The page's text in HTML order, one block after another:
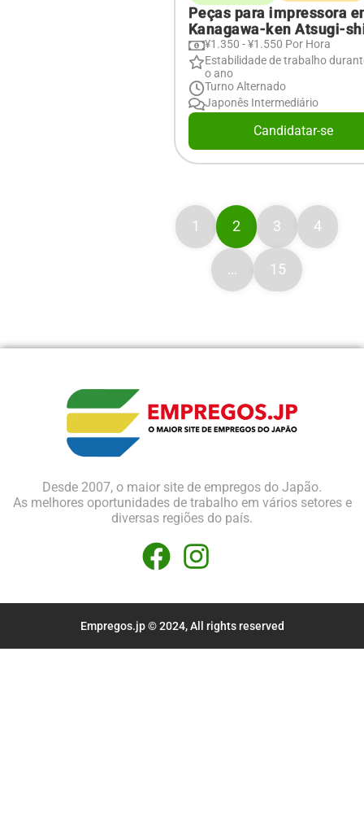
Peças para impressora
Kanagawa-ken Atsugi-
¥1.350 - ¥1.550 Por Hora
Estabilidade de trabalho
o ano
Turno Alternado
Japonês Intermediário
Candidatar-se
1 2 3 4
… 15
Desde 2007, o maior site de empregos do Japão.
As melhores oportunidades de trabalho em vários setores e
diversas regiões do país.
Empregos.jp © 2024, All rights reserved